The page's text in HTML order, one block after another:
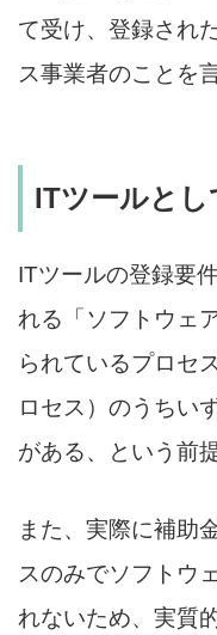
て受け、登録され
ス事業者のことを
ITツールと
ITツールの登録要
れる「ソフトウェ
られているプロセ
ロセス）のうちい
がある、という前
また、実際に補助
スのみでソフトウ
れないため、実質